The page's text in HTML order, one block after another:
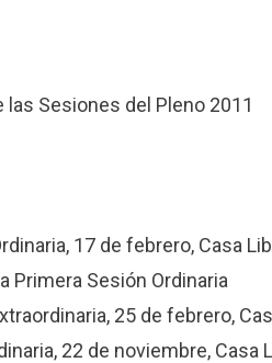
Sesiones del Pleno 2011
17 de febrero, Casa
Primera Sesión Ordinaria
25 de febrero,
22 de noviembre, Casa